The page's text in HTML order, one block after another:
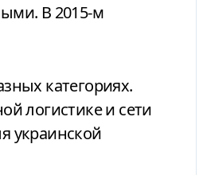
В 2015-м
категориях.
логистике и сети
украинской